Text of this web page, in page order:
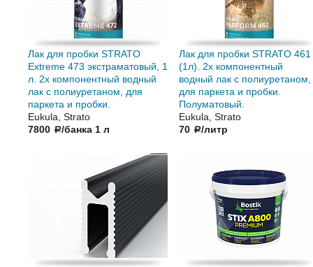
Лак для пробки STRATO
Extreme 473 экстраматовый, 1
л. 2х компонентный водный
лак с полиуретаном, для
паркета и пробки.
Eukula, Strato
7800 a/банка 1 л
Лак для пробки STRATO 461
(1л). 2х компонентный
водный лак с полиуретаном,
для паркета и пробки.
Полуматовый.
Eukula, Strato
70 a/литр